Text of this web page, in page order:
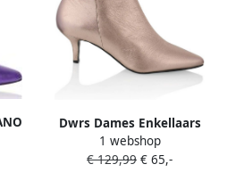
Dwrs Dames Enkellaars
Lugo Smoke Metallic Brons
1 webshop
€ 129,99 € 65,-